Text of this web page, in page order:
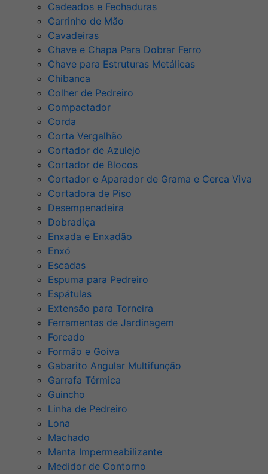
Cadeados e Fechaduras
Carrinho de Mão
Cavadeiras
Chave e Chapa Para Dobrar Ferro
Chave para Estruturas Metálicas
Chibanca
Colher de Pedreiro
Compactador
Corda
Corta Vergalhão
Cortador de Azulejo
Cortador de Blocos
Cortador e Aparador de Grama e Cerca Viva
Cortadora de Piso
Desempenadeira
Dobradiça
Enxada e Enxadão
Enxó
Escadas
Espuma para Pedreiro
Espátulas
Extensão para Torneira
Ferramentas de Jardinagem
Forcado
Formão e Goiva
Gabarito Angular Multifunção
Garrafa Térmica
Guincho
Linha de Pedreiro
Lona
Machado
Manta Impermeabilizante
Medidor de Contorno